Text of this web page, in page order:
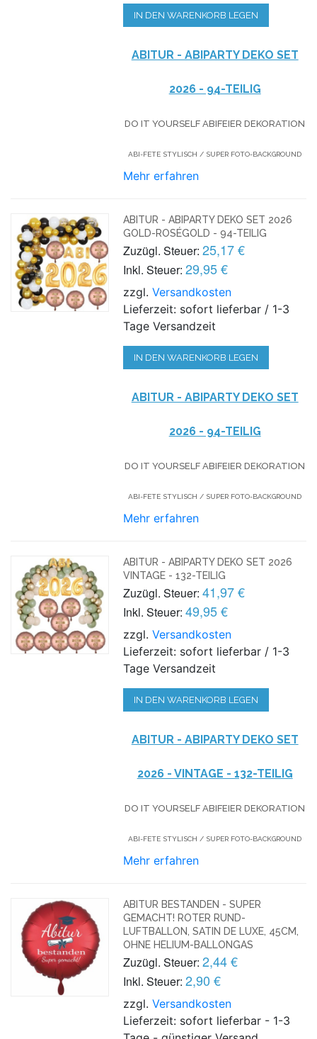
IN DEN WARENKORB LEGEN
ABITUR - ABIPARTY DEKO SET
2026 - 94-TEILIG
DO IT YOURSELF ABIFEIER DEKORATION
ABI-FETE STYLISCH / SUPER FOTO-BACKGROUND
Mehr erfahren
ABITUR - ABIPARTY DEKO SET 2026
GOLD-ROSÉGOLD - 94-TEILIG
Zuzügl. Steuer: 25,17 €
Inkl. Steuer: 29,95 €
zzgl.Versandkosten
Lieferzeit: sofort lieferbar / 1-3
Tage Versandzeit
IN DEN WARENKORB LEGEN
ABITUR - ABIPARTY DEKO SET
2026 - 94-TEILIG
DO IT YOURSELF ABIFEIER DEKORATION
ABI-FETE STYLISCH / SUPER FOTO-BACKGROUND
Mehr erfahren
ABITUR - ABIPARTY DEKO SET 2026
VINTAGE - 132-TEILIG
Zuzügl. Steuer: 41,97 €
Inkl. Steuer: 49,95 €
zzgl.Versandkosten
Lieferzeit: sofort lieferbar / 1-3
Tage Versandzeit
IN DEN WARENKORB LEGEN
ABITUR - ABIPARTY DEKO SET
2026 - VINTAGE - 132-TEILIG
DO IT YOURSELF ABIFEIER DEKORATION
ABI-FETE STYLISCH / SUPER FOTO-BACKGROUND
Mehr erfahren
ABITUR BESTANDEN - SUPER
GEMACHT! ROTER RUND-
LUFTBALLON, SATIN DE LUXE, 45CM,
OHNE HELIUM-BALLONGAS
Zuzügl. Steuer: 2,44 €
Inkl. Steuer: 2,90 €
zzgl.Versandkosten
Lieferzeit: sofort lieferbar - 1-3